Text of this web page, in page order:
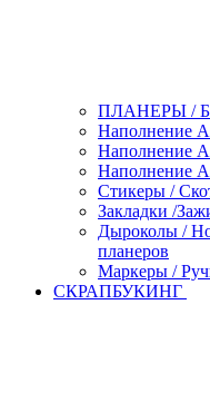
ПЛАНЕРЫ /
Наполнение
Наполнение
Наполнение
Стикеры /
Закладки /
Дыроколы /
планеров
Маркеры /
СКРАПБУКИНГ